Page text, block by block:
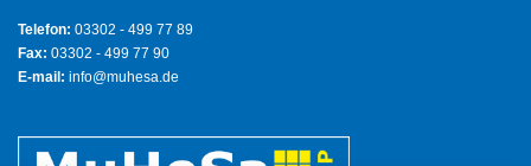
Telefon: 03302 - 499 77 89
Fax: 03302 - 499 77 90
E-mail: info@muhesa.de